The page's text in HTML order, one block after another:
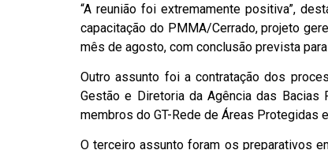
“A reunião foi extremamente positiva”,
capacitação do PMMA/Cerrado, projeto
mês de agosto, com conclusão prevista
Outro assunto foi a contratação dos
Gestão e Diretoria da Agência das
membros do GT-Rede de Áreas Protegidas
O terceiro assunto foram os preparativos